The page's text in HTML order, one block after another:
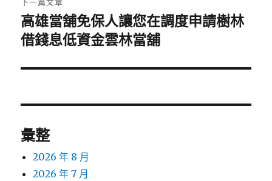
下
一
文
高雄當舖免保人讓您在調度申請樹林
借錢息低資金雲林當舖
彙整
2026 年 8 月
2026 年 7 月